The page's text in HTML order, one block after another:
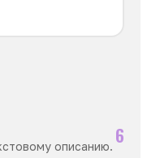
описанию. 6